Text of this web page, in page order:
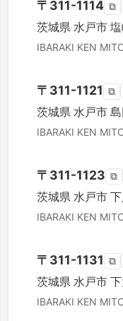
〒 311-1114 ⧉
茨城県 水戸市
IBARAKI KEN
〒 311-1121 ⧉
茨城県 水戸市
IBARAKI KEN
〒 311-1123 ⧉
茨城県 水戸市
IBARAKI KEN
〒 311-1131 ⧉
茨城県 水戸市
IBARAKI KEN